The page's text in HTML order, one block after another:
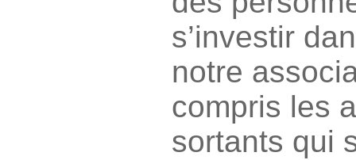
s’investir
notre
compris les
sortants qui